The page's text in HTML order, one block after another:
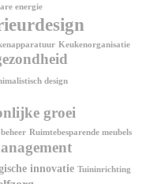
energie
Keukenorganisatie
design
groei
Ruimtebesparende meubels
innovatie Tuininrichting